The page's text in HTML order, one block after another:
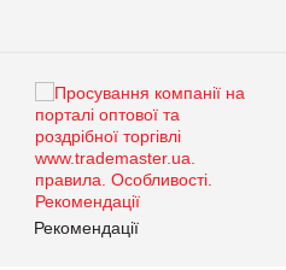
Рекомендації